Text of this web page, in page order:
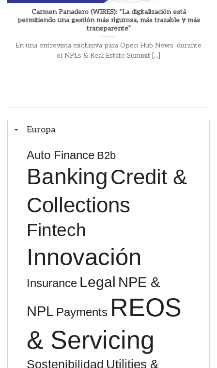
Europa
Auto Finance B2b
Banking Credit &
Collections
Fintech
Innovación
Insurance Legal NPE &
NPL Payments REOS
& Servicing
Sostenibilidad Utilities &
Carmen Panadero (WIRES): “La digitalización está
permitiendo una gestión más rigurosa, más trazable y más
transparente”
En una entrevista exclusiva para Open Hub News, durante
el NPLs & Real Estate Summit [...]